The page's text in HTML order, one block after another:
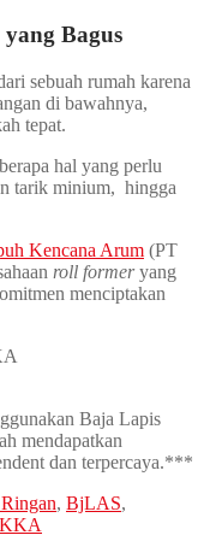
yang Bagus
sebuah rumah karena
di bawahnya,
tepat.
hal yang perlu
tarik minium, hingga
Kencana Arum (PT
roll formeryang
menciptakan
Baja Lapis
mendapatkan
dan terpercaya.***
, BjLAS,